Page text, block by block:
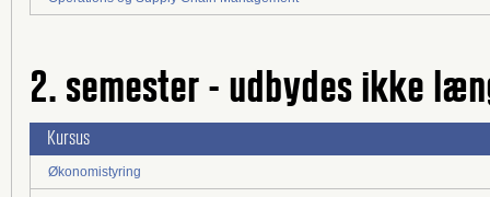
2. semester - udbydes ikke
Kursus
Økonomistyring